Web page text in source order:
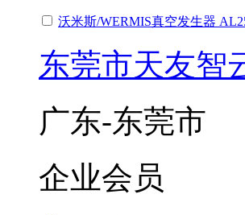
沃米斯/WERMIS真空发生器
东莞市天友智
广东-东莞市
企业会员